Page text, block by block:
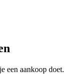
een aankoop doet.